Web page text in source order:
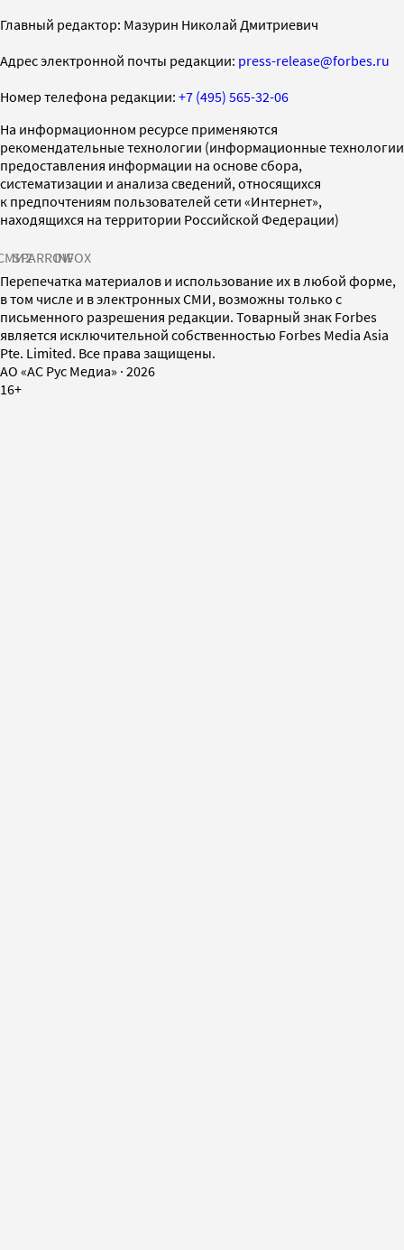
Главный редактор: Мазурин Николай Дмитриевич
Адрес электронной почты редакции: press-release@forbes.ru
Номер телефона редакции: +7 (495) 565-32-06
На информационном ресурсе применяются
рекомендательные технологии (информационные технологии
предоставления информации на основе сбора,
систематизации и анализа сведений, относящихся
к предпочтениям пользователей сети «Интернет»,
находящихся на территории Российской Федерации)
SPARROWINFOX
Перепечатка материалов и использование их в любой форме,
в том числе и в электронных СМИ, возможны только с
письменного разрешения редакции. Товарный знак Forbes
является исключительной собственностью Forbes Media Asia
Pte. Limited. Все права защищены.
AO «АС Рус Медиа» · 2026
16+